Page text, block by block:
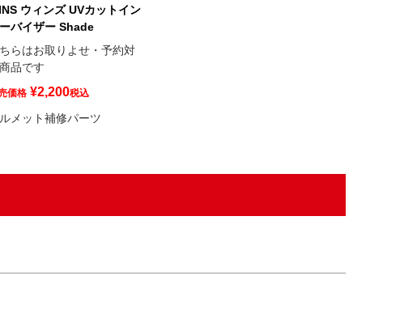
ウィンズ UVカットイン
バイザー Shade
らはお取りよせ・予約対
品です
価格 ¥2,200税込
メット補修パーツ